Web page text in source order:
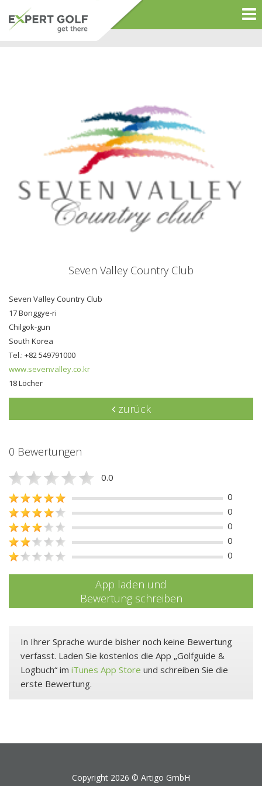
Seven Valley Country Club
Seven Valley Country Club
17 Bonggye-ri
Chilgok-gun
South Korea
Tel.: +82 549791000
www.sevenvalley.co.kr
18 Löcher
zurück
0 Bewertungen
0.0
0
0
0
0
0
App laden und
Bewertung schreiben
In Ihrer Sprache wurde bisher noch keine Bewertung
verfasst. Laden Sie kostenlos die App „Golfguide &
Logbuch“ im iTunes App Store und schreiben Sie die
erste Bewertung.
Copyright 2026 © Artigo GmbH